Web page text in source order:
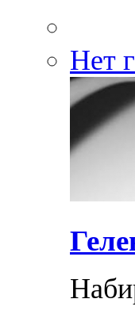
Нет